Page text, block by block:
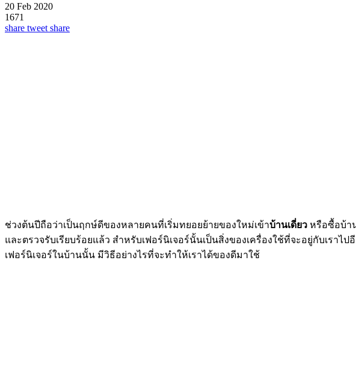
20 Feb 2020
1671
share tweet share
ช่วงต้นปีถือว่าเป็นฤกษ์ดีของหลายคนที่เริ่มทยอยย้ายของใหม่เข้าบ้านเดี่ยว หรือซื้อบ้า
และตรวจรับเรียบร้อยแล้ว สำหรับเฟอร์นิเจอร์นั้นเป็นสิ่งของเครื่องใช้ที่จะอยู่กับเราไ
เฟอร์นิเจอร์ในบ้านนั้น มีวิธีอย่างไรที่จะทำให้เราได้ของดีมาใช้